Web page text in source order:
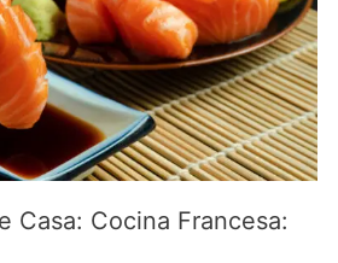
Casa: Cocina Francesa: